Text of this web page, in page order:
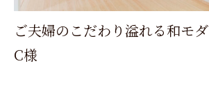
ご夫婦のこだわり溢れる和モ
C様